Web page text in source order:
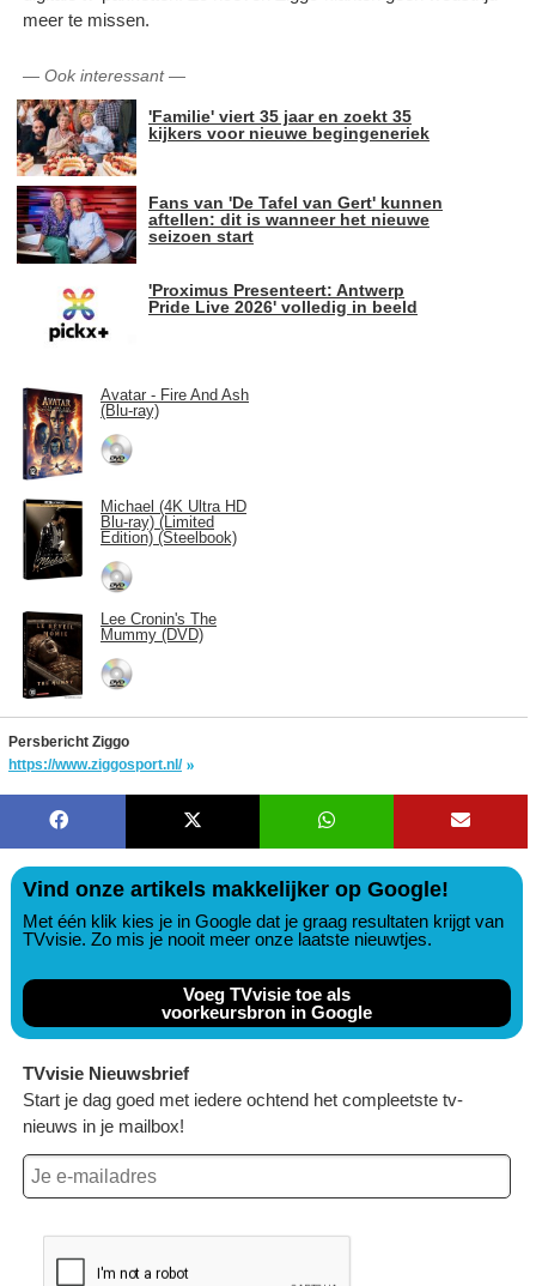
meer te missen.
— Ook interessant—
'Familie' viert 35 jaar en zoekt 35
kijkers voor nieuwe begingeneriek
Fans van 'De Tafel van Gert' kunnen
aftellen: dit is wanneer het nieuwe
seizoen start
'Proximus Presenteert: Antwerp
Pride Live 2026' volledig in beeld
Avatar - Fire And Ash
(Blu-ray)
Michael (4K Ultra HD
Blu-ray) (Limited
Edition) (Steelbook)
Lee Cronin's The
Mummy (DVD)
Persbericht Ziggo
https://www.ziggosport.nl/
Vind onze artikels makkelijker op Google!
Met één klik kies je in Google dat je graag resultaten krijgt van
TVvisie. Zo mis je nooit meer onze laatste nieuwtjes.
Voeg TVvisie toe als
voorkeursbron in Google
TVvisie Nieuwsbrief
Start je dag goed met iedere ochtend het compleetste tv-
nieuws in je mailbox!